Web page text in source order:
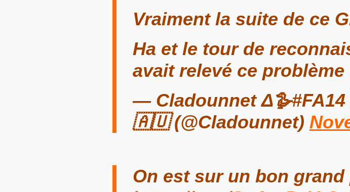
Vraiment la suite de ce
Ha et le tour de
avait relevé ce
— Cladounnet
🇦🇺 (@Cladounnet)
On est sur un bon